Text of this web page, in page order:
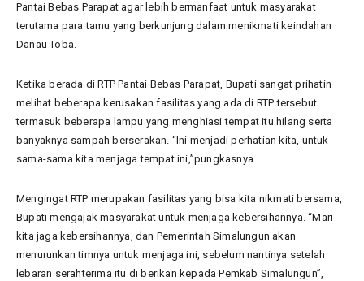
Pantai Bebas Parapat agar lebih bermanfaat untuk masyarakat
terutama para tamu yang berkunjung dalam menikmati keindahan
Danau Toba.
Ketika berada di RTP Pantai Bebas Parapat, Bupati sangat prihatin
melihat beberapa kerusakan fasilitas yang ada di RTP tersebut
termasuk beberapa lampu yang menghiasi tempat itu hilang serta
banyaknya sampah berserakan. “Ini menjadi perhatian kita, untuk
sama-sama kita menjaga tempat ini,”pungkasnya.
Mengingat RTP merupakan fasilitas yang bisa kita nikmati bersama,
Bupati mengajak masyarakat untuk menjaga kebersihannya. “Mari
kita jaga kebersihannya, dan Pemerintah Simalungun akan
menurunkan timnya untuk menjaga ini, sebelum nantinya setelah
lebaran serahterima itu di berikan kepada Pemkab Simalungun”,